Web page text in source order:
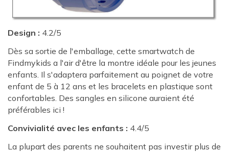
Design : 4.2/5
Dès sa sortie de l'emballage, cette smartwatch de
Findmykids a l'air d'être la montre idéale pour les jeunes
enfants. Il s'adaptera parfaitement au poignet de votre
enfant de 5 à 12 ans et les bracelets en plastique sont
confortables. Des sangles en silicone auraient été
préférables ici !
Convivialité avec les enfants : 4.4/5
La plupart des parents ne souhaitent pas investir plus de